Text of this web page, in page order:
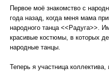
Первое моё знакомство с
года назад, когда меня мама
народного танца <<Радуга>>.
красивые костюмы, в которых
народные танцы.
Теперь я участница